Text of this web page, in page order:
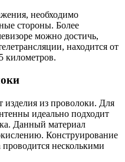
необходимо
стороны. Более
можно достичь,
находится от
километров.
изделия из проволоки. Для
идеально подходит
Данный материал
Конструирование
несколькими